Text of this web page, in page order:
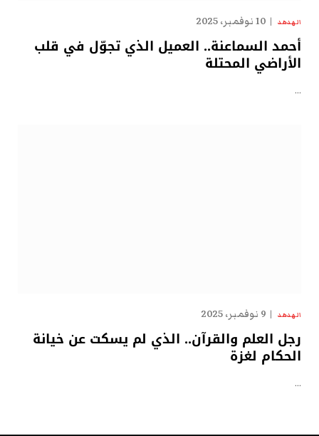
الهدهد 10 نوفمبر، 2025
أحمد السماعنة.. العميل الذي تجوّل في قلب
الأراضي المحتلة
…
الهدهد 9 نوفمبر، 2025
رجل العلم والقرآن.. الذي لم يسكت عن خيانة
الحكام لغزة
…